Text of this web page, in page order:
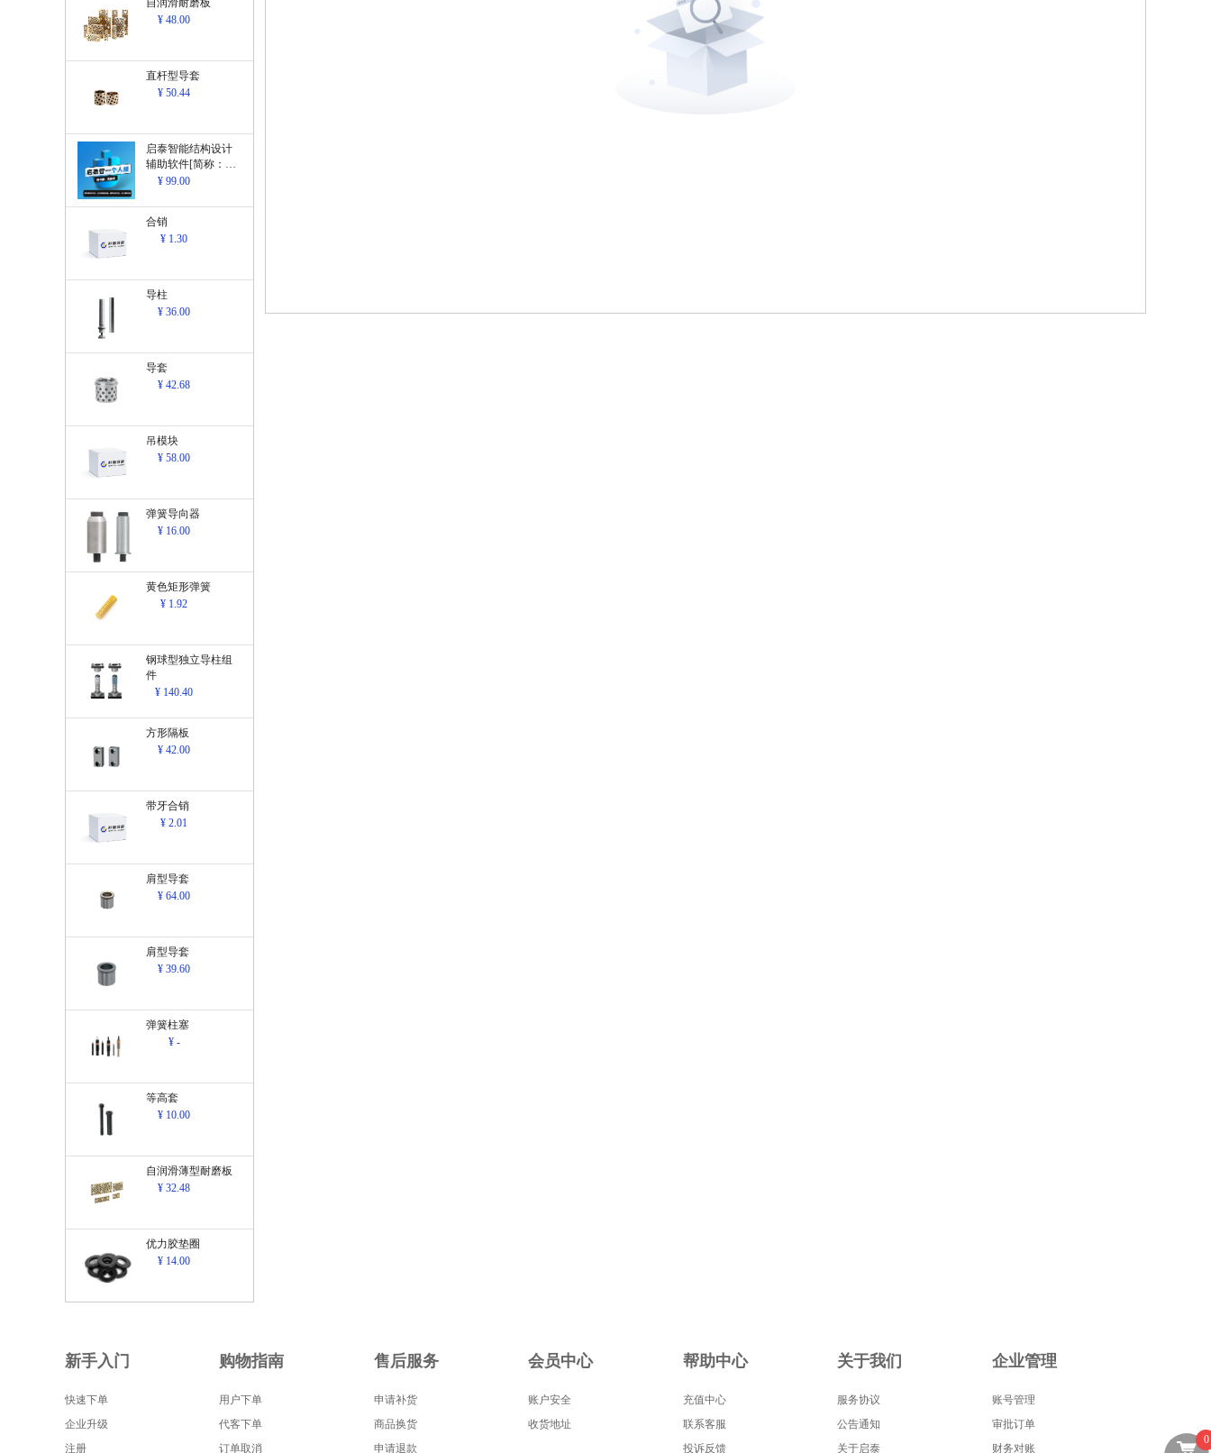
自润滑耐磨板
¥ 48.00
直杆型导套
¥ 50.44
启泰智能结构设计
辅助软件[简称：结
构设计辅助软
¥ 99.00
合销
¥ 1.30
导柱
¥ 36.00
导套
¥ 42.68
吊模块
¥ 58.00
弹簧导向器
¥ 16.00
黄色矩形弹簧
¥ 1.92
钢球型独立导柱组
件
¥ 140.40
方形隔板
¥ 42.00
带牙合销
¥ 2.01
肩型导套
¥ 64.00
肩型导套
¥ 39.60
弹簧柱塞
¥ -
等高套
¥ 10.00
自润滑薄型耐磨板
¥ 32.48
优力胶垫圈
¥ 14.00
0
新手入门
快速下单
企业升级
注册
购物指南
用户下单
代客下单
订单取消
售后服务
申请补货
商品换货
申请退款
会员中心
账户安全
收货地址
帮助中心
充值中心
联系客服
投诉反馈
关于我们
服务协议
公告通知
关于启泰
企业管理
账号管理
审批订单
财务对账